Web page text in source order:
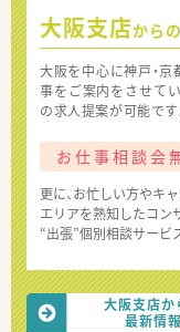
大阪支店からの
大阪を中心に神戸・京
事をご案内をさせて
の求人提案が可能です
お仕事相談会
更に、お忙しい方やキ
エリアを熟知したコン
“出張”個別相談サービ
大阪支店か
最新情報